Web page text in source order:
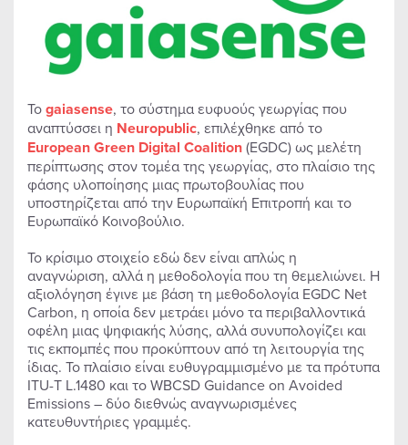
Τοgaiasense, το σύστημα ευφυούς γεωργίας που
αναπτύσσει η Neuropublic, επιλέχθηκε από το
European Green Digital Coalition(EGDC) ως μελέτη
περίπτωσης στον τομέα της γεωργίας, στο πλαίσιο της
φάσης υλοποίησης μιας πρωτοβουλίας που
υποστηρίζεται από την Ευρωπαϊκή Επιτροπή και το
Ευρωπαϊκό Κοινοβούλιο.
Το κρίσιμο στοιχείο εδώ δεν είναι απλώς η
αναγνώριση, αλλά η μεθοδολογία που τη θεμελιώνει. Η
αξιολόγηση έγινε με βάση τη μεθοδολογία EGDC Net
Carbon, η οποία δεν μετράει μόνο τα περιβαλλοντικά
οφέλη μιας ψηφιακής λύσης, αλλά συνυπολογίζει και
τις εκπομπές που προκύπτουν από τη λειτουργία της
ίδιας. Το πλαίσιο είναι ευθυγραμμισμένο με τα πρότυπα
ITU-T L.1480 και το WBCSD Guidance on Avoided
Emissions – δύο διεθνώς αναγνωρισμένες
κατευθυντήριες γραμμές.